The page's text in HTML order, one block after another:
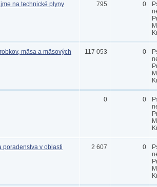
na technické plyny 795 0
mäsa a mäsových
117 053 0
0 0
poradenstva v oblasti
2 607 0